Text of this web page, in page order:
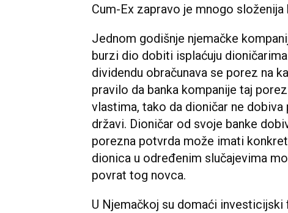
Cum-Ex zapravo je mnogo složenija
Jednom godišnje njemačke
burzi dio dobiti isplaćuju
dividendu obračunava se porez na
pravilo da banka kompanije taj
vlastima, tako da dioničar ne
državi. Dioničar od svoje banke
porezna potvrda može imati
dionica u određenim slučajevima
povrat tog novca.
U Njemačkoj su domaći